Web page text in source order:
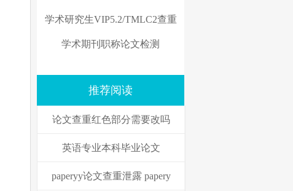
学术研究生VIP5.2/TMLC2查重
学术期刊职称论文检测
推荐阅读
论文查重红色部分需要改吗
英语专业本科毕业论文
paperyy论文查重泄露 papery